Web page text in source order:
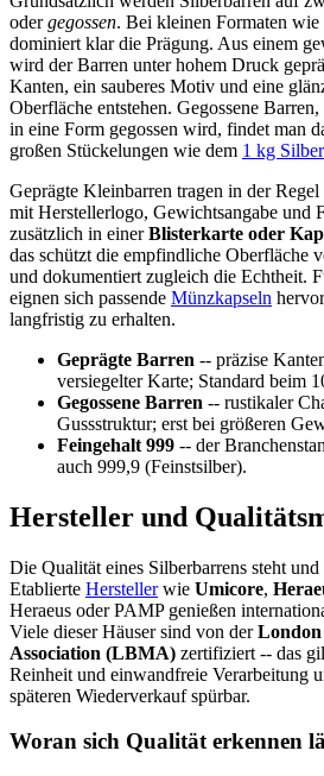
odergegossen. Bei kleinen Formaten
dominiert klar die Prägung. Aus einem
wird der Barren unter hohem Druck
Kanten, ein sauberes Motiv und eine
Oberfläche entstehen. Gegossene
in eine Form gegossen wird, findet man
großen Stückelungen wie dem 1 kg
Geprägte Kleinbarren tragen in der Regel
mit Herstellerlogo, Gewichtsangabe und
zusätzlich in einerBlisterkarte oder
das schützt die empfindliche Oberfläche
und dokumentiert zugleich die Echtheit.
eignen sich passende Münzkapseln
langfristig zu erhalten.
Geprägte Barren -- präzise
versiegelter Karte; Standard beim
Gegossene Barren -- rustikaler
Gussstruktur; erst bei größeren
Feingehalt 999 -- der
auch 999,9 (Feinstsilber).
Hersteller und
Die Qualität eines Silberbarrens steht
Etablierte Herstellerwie Umicore,
Heraeus oder PAMP genießen
Viele dieser Häuser sind von der
Association (LBMA) zertifiziert -- das
Reinheit und einwandfreie Verarbeitung
späteren Wiederverkauf spürbar.
Woran sich Qualität erkennen